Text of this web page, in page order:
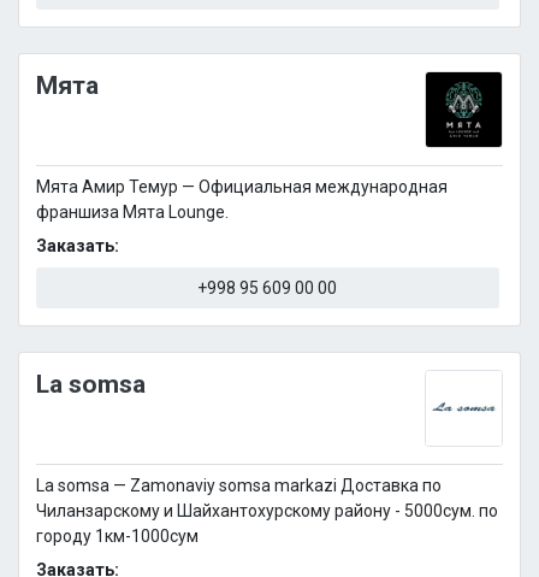
Мята
Мята Амир Темур — Официальная международная
франшиза Мята Lounge.
Заказать:
+998 95 609 00 00
La somsa
La somsa — Zamonaviy somsa markazi Доставка по
Чиланзарскому и Шайхантохурскому району - 5000сум. по
городу 1км-1000сум
Заказать: